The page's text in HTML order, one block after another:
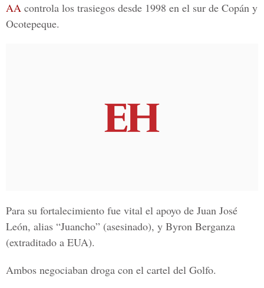
AA controla los trasiegos desde 1998 en el sur de Copán y
Ocotepeque.
Para su fortalecimiento fue vital el apoyo de Juan José
León, alias “Juancho” (asesinado), y Byron Berganza
(extraditado a EUA).
Ambos negociaban droga con el cartel del Golfo.